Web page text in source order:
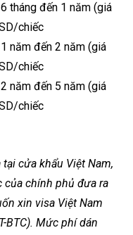
tháng đến 1 năm (giá
chiếc
năm đến 2 năm (giá
chiếc
năm đến 5 năm (giá
chiếc
cửa khẩu Việt Nam,
chính phủ đưa ra
xin visa Việt Nam
BTC). Mức phí dán